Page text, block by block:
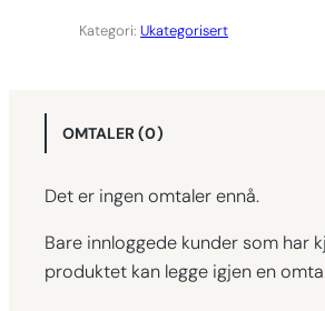
Kategori:Ukategorisert
OMTALER (0)
Det er ingen omtaler ennå.
Bare innloggede kunder som har
produktet kan legge igjen en